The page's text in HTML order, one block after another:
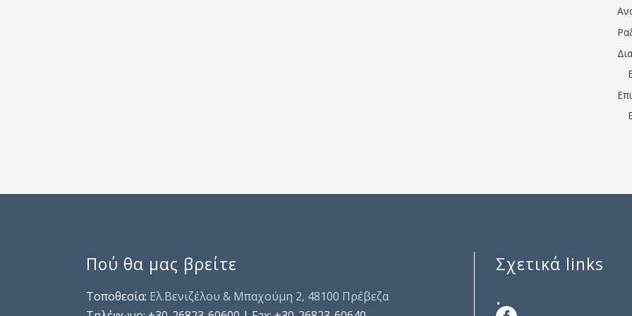
Πού θα μας βρείτε
Τοποθεσία: Ελ.Βενιζέλου & Μπαχούμη 2, 48100 Πρέβεζα
Σχετικά links
.